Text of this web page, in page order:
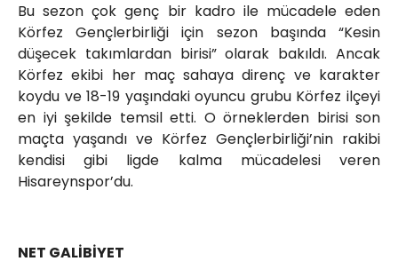
Bu sezon çok genç bir kadro ile mücadele eden
Körfez Gençlerbirliği için sezon başında “Kesin
düşecek takımlardan birisi” olarak bakıldı. Ancak
Körfez ekibi her maç sahaya direnç ve karakter
koydu ve 18-19 yaşındaki oyuncu grubu Körfez ilçeyi
en iyi şekilde temsil etti. O örneklerden birisi son
maçta yaşandı ve Körfez Gençlerbirliği’nin rakibi
kendisi gibi ligde kalma mücadelesi veren
Hisareynspor’du.
NET GALİBİYET